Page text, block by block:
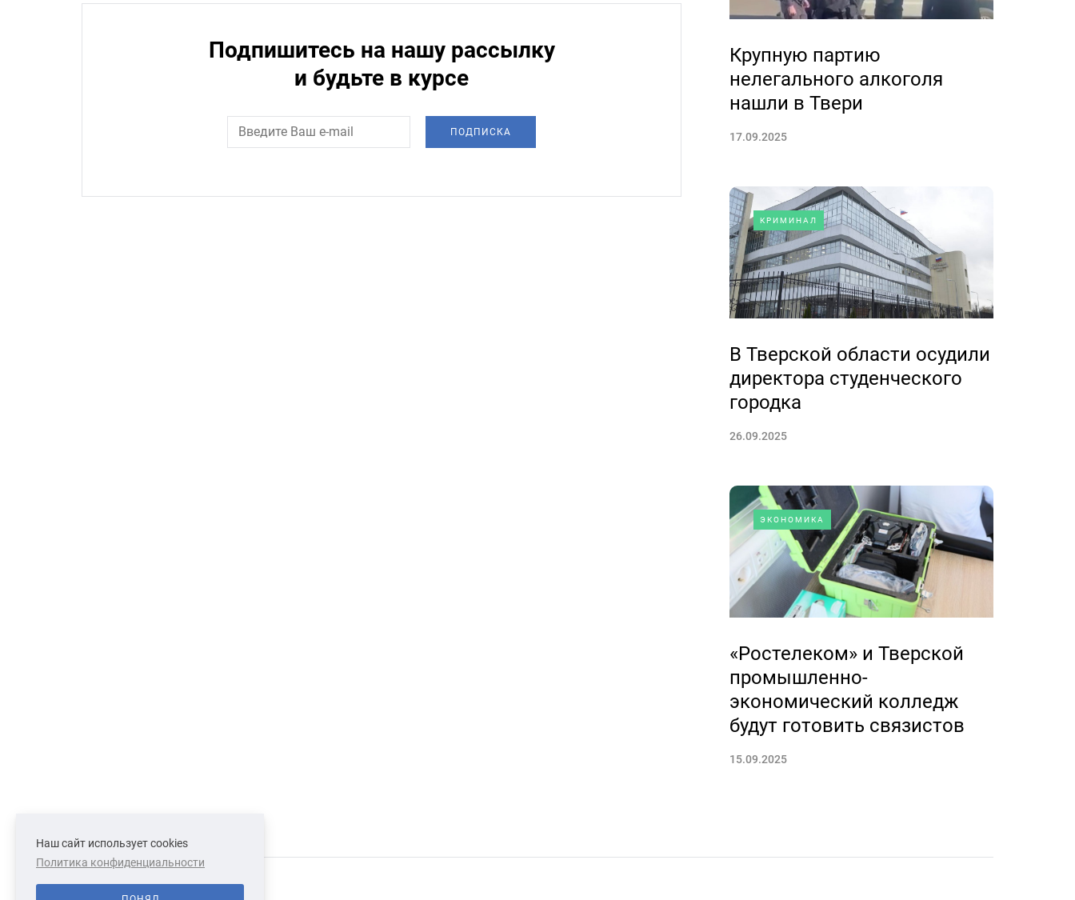
Подпишитесь на нашу рассылку
и будьте в курсе
ПОДПИСКА
Крупную партию
нелегального алкоголя
нашли в Твери
17.09.2025
КРИМИНАЛ
В Тверской области осудили
директора студенческого
городка
26.09.2025
ЭКОНОМИКА
«Ростелеком» и Тверской
промышленно-
экономический колледж
будут готовить связистов
15.09.2025
СВЯЗАТЬСЯ С НАМИ
Наш сайт использует cookies
Политика конфиденциальности